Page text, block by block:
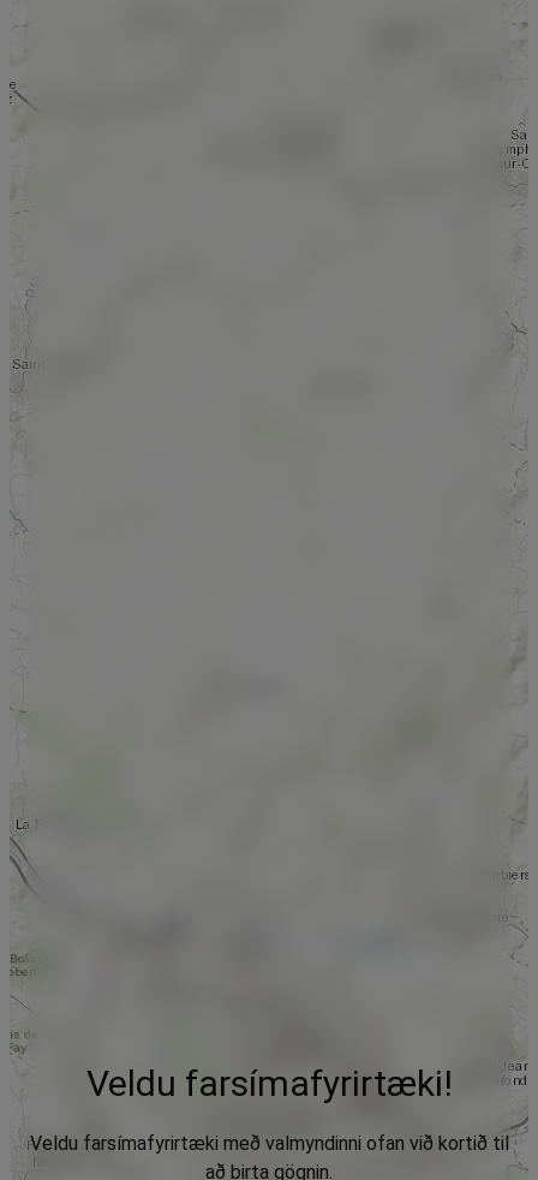
Veldu farsímafyrirtæki!
Veldu farsímafyrirtæki með valmyndinni ofan við kortið til
að birta gögnin.